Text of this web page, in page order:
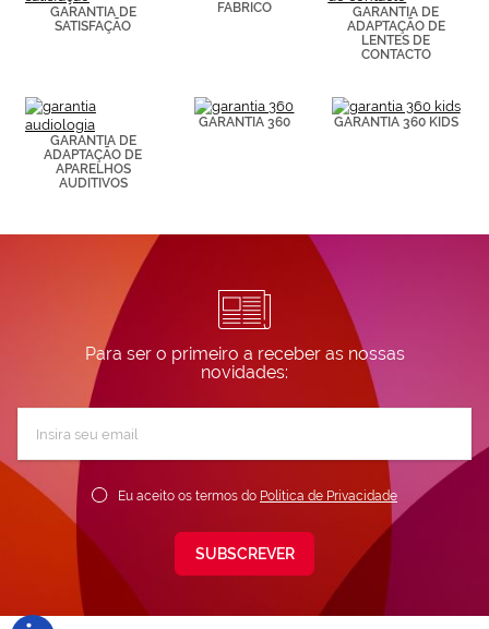
visitadas).
Puedes
Política de
Cookies.
GARANTIA DE
SATISFAÇÃO
FABRICO
GARANTIA DE
ADAPTAÇÃO DE
LENTES DE
CONTACTO
GARANTIA DE
ADAPTAÇÃO DE
APARELHOS
AUDITIVOS
GARANTIA 360 GARANTIA 360 KIDS
Para ser o primeiro a receber as nossas
novidades:
Newsletter:
Eu aceito os termos do Política de Privacidade
SUBSCREVER